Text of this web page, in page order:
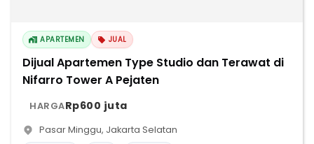
APARTEMEN JUAL
Dijual Apartemen Type Studio dan Terawat di
Nifarro Tower A Pejaten
HARGARp600 juta
Pasar Minggu, Jakarta Selatan